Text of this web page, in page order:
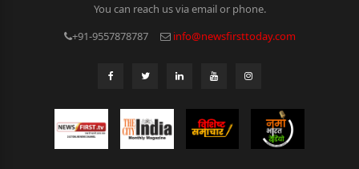
You can reach us via email or phone.
+91-9557878787
info@newsfirsttoday.com